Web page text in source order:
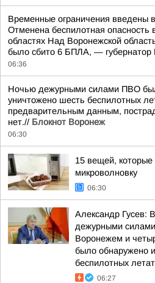
Временные ограничения введены
Отменена беспилотная опасность
областях Над Воронежской
было сбито 6 БПЛА, — губернатор
06:36
Ночью дежурными силами ПВО
уничтожено шесть беспилотных
предварительным данным,
нет.// Блокнот Воронеж
06:30
15 вещей, которые
микроволновку
06:30
Александр Гусев:
дежурными
Воронежем и
было обнаружено
беспилотных
06:27